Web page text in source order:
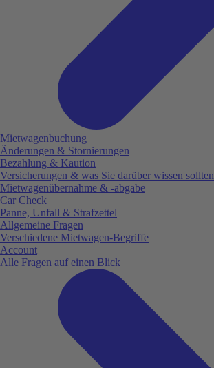
Mietwagenbuchung
Änderungen & Stornierungen
Bezahlung & Kaution
Versicherungen & was Sie darüber wissen sollten
Mietwagenübernahme & -abgabe
Car Check
Panne, Unfall & Strafzettel
Allgemeine Fragen
Verschiedene Mietwagen-Begriffe
Account
Alle Fragen auf einen Blick